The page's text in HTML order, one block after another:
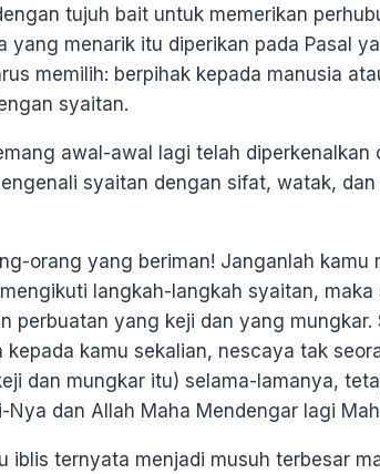
tujuh bait untuk memerikan
yang menarik itu diperikan pada Pasal
memilih: berpihak kepada manusia
syaitan.
awal-awal lagi telah
syaitan dengan sifat, watak,
orang yang beriman! Janganlah
langkah-langkah syaitan,
perbuatan yang keji dan yang
kepada kamu sekalian, nescaya tak
dan mungkar itu) selama-lamanya,
Nya dan Allah Maha Mendengar lagi
iblis ternyata menjadi musuh terbesar